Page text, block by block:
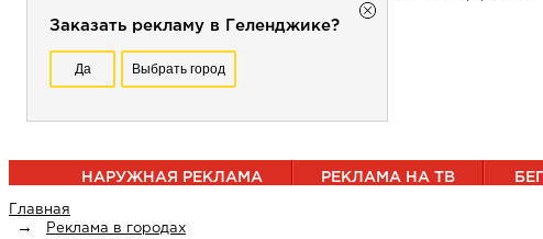
Заказать рекламу в Геленджике?
Да Выбрать город
НАРУЖНАЯ РЕКЛАМА РЕКЛАМА НА ТВ
Главная
Реклама в городах